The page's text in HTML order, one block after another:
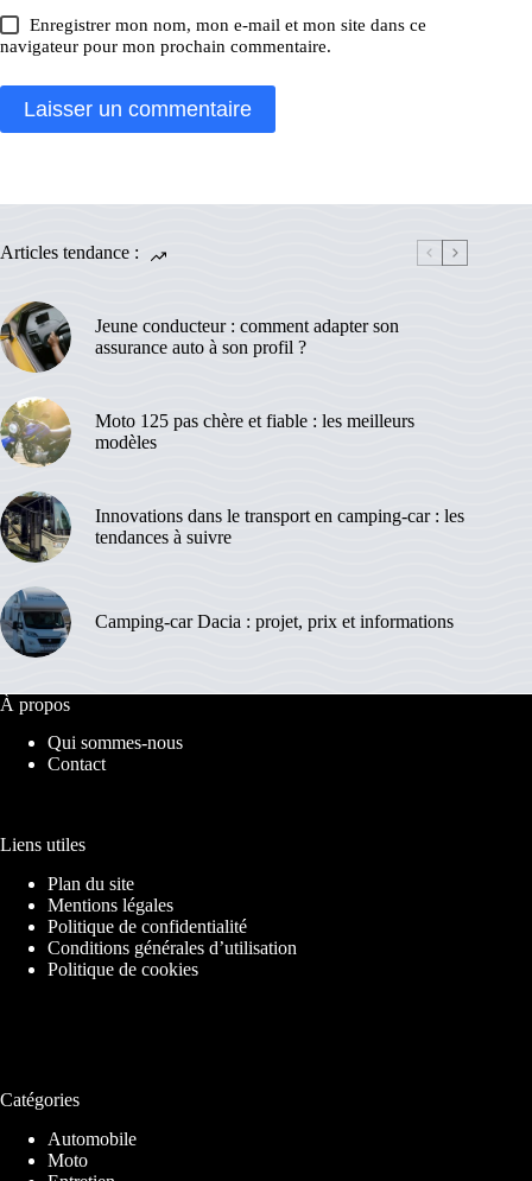
Enregistrer mon nom, mon e-mail et mon site dans ce
navigateur pour mon prochain commentaire.
Laisser un commentaire
Articles tendance :
Jeune conducteur : comment adapter son
assurance auto à son profil ?
Moto 125 pas chère et fiable : les meilleurs
modèles
Innovations dans le transport en camping-car : les
tendances à suivre
Camping-car Dacia : projet, prix et informations
À propos
Qui sommes-nous
Contact
Liens utiles
Plan du site
Mentions légales
Politique de confidentialité
Conditions générales d’utilisation
Politique de cookies
Catégories
Automobile
Moto